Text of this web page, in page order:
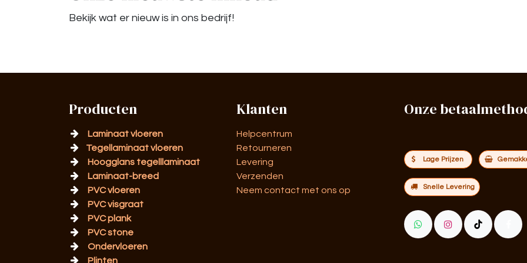
Bekijk wat er nieuw is in ons bedrijf!
Producten
Laminaat vloeren
Tegellaminaat vloeren
Hoogglans tegelllaminaat
Laminaat-breed
PVC vloeren
PVC visgraat
PVC plank
PVC stone
Ondervloeren
Plinten
Klanten
Helpcentrum
Retourneren
Levering
Verzenden
Neem contact met ons op
Onze
Lage Prijzen
Snelle Levering